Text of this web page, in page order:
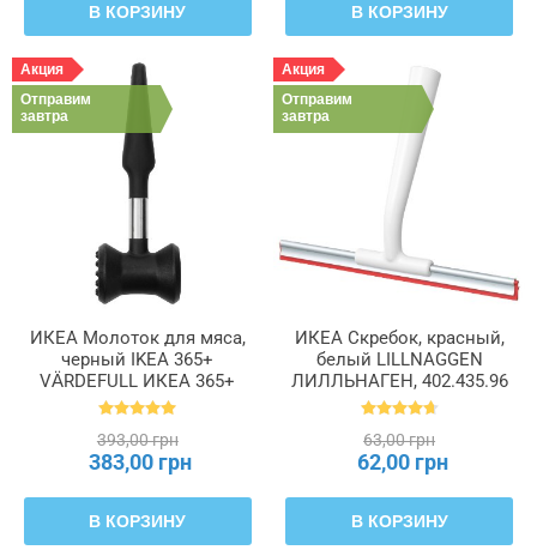
В КОРЗИНУ В КОРЗИНУ
Акция
Отправим
завтра
ИКЕА Молоток для мяса,
черный IKEA 365+
VÄRDEFULL ИКЕА 365+
ВЭРДЕФУЛ, 701.527.40
393,00 грн
383,00 грн
В КОРЗИНУ
Акция
Отправим
завтра
ИКЕА Скребок, красный,
белый LILLNAGGEN
ЛИЛЛЬНАГЕН, 402.435.96
63,00 грн
62,00 грн
В КОРЗИНУ